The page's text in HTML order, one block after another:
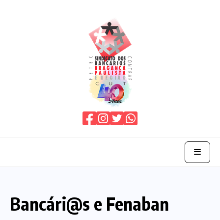
O Sindicato
Bancári@s e Fenaban